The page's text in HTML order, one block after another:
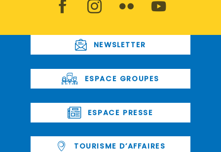
NEWSLETTER
ESPACE GROUPES
ESPACE PRESSE
TOURISME D’AFFAIRES